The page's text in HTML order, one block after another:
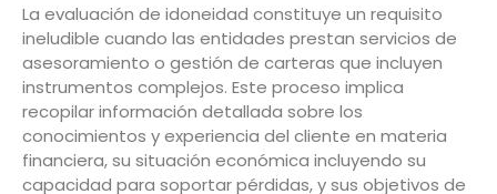
La evaluación de idoneidad constituye un requisito
ineludible cuando las entidades prestan servicios de
asesoramiento o gestión de carteras que incluyen
instrumentos complejos. Este proceso implica
recopilar información detallada sobre los
conocimientos y experiencia del cliente en materia
financiera, su situación económica incluyendo su
capacidad para soportar pérdidas, y sus objetivos de